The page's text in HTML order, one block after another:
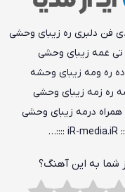
فن دلبری ره زیبای وحشی
تی غمه زیبای وحشی
ره ومه زیبای وحشه
ره زمه زیبای وحشی
درمه زیبای وحشی
شما به این آهنگ؟